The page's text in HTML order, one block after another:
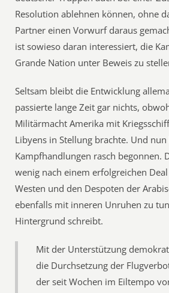
Resolution ablehnen können, ohne
Partner einen Vorwurf daraus
ist sowieso daran interessiert, die
Grande Nation unter Beweis zu
Seltsam bleibt die Entwicklung
passierte lange Zeit gar nichts,
Militärmacht Amerika mit
Libyens in Stellung brachte. Und
Kampfhandlungen rasch begonnen.
wenig nach einem erfolgreichen
Westen und den Despoten der
ebenfalls mit inneren Unruhen zu
Hintergrund schreibt.
Mit der Unterstützung
die Durchsetzung der
der seit Wochen im Eiltempo